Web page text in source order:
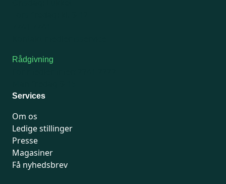
Rådgivning
Services
Om os
Ledige stillinger
Presse
Magasiner
Få nyhedsbrev